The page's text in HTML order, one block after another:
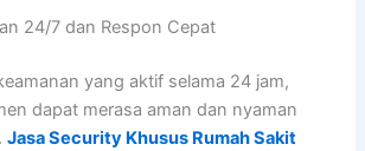
24/7 dan Respon Cepat
yang aktif selama 24 jam,
dapat merasa aman dan nyaman
Jasa Security Khusus Rumah Sakit